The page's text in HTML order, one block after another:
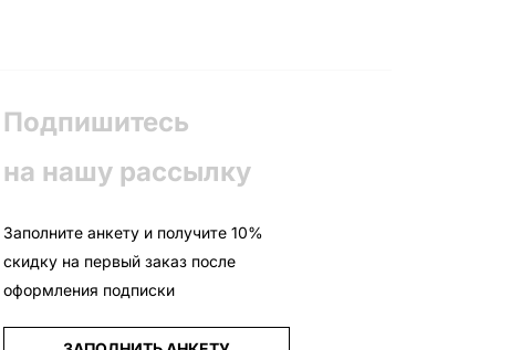
Подпишитесь
на нашу рассылку
Заполните анкету и получите 10%
скидку на первый заказ после
оформления подписки